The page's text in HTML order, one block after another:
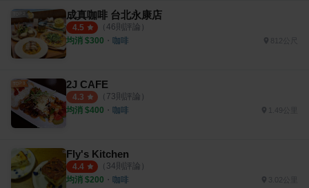
成真咖啡 台北永康店
4.5 （ 46則評論）
均消 $300 ・ 咖啡
2J CAFE
4.3 （ 73則評論）
均消 $400 ・ 咖啡 1.49公里
Fly's Kitchen
4.4 （ 34則評論）
均消 $200 ・ 咖啡